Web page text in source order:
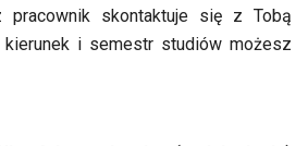
pracownik skontaktuje się z Tobą
i semestr studiów możesz